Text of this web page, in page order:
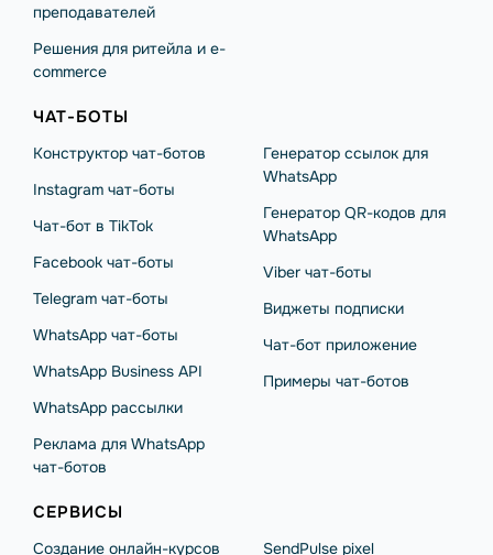
преподавателей
Решения для ритейла и e-
commerce
ЧАТ-БОТЫ
Конструктор чат-ботов
Instagram чат-боты
Чат-бот в TikTok
Facebook чат-боты
Telegram чат-боты
WhatsApp чат-боты
WhatsApp Business API
WhatsApp рассылки
Реклама для WhatsApp
чат-ботов
Генератор ссылок для
WhatsApp
Генератор QR-кодов для
WhatsApp
Viber чат-боты
Виджеты подписки
Чат-бот приложение
Примеры чат-ботов
СЕРВИСЫ
Создание онлайн-курсов
SendPulse pixel